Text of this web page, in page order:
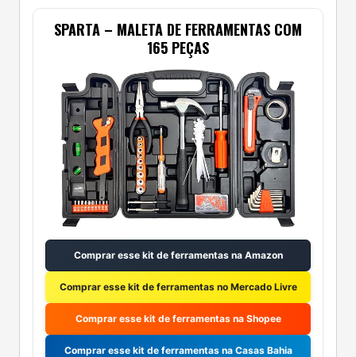
SPARTA – MALETA DE FERRAMENTAS COM
165 PEÇAS
Comprar esse kit de ferramentas na Amazon
Comprar esse kit de ferramentas no Mercado Livre
Comprar esse kit de ferramentas na Shopee
Comprar esse kit de ferramentas na Casas Bahia